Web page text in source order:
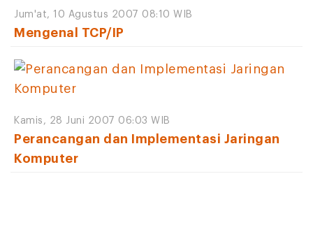
Jum'at, 10 Agustus 2007 08:10 WIB
Mengenal TCP/IP
Kamis, 28 Juni 2007 06:03 WIB
Perancangan dan Implementasi Jaringan
Komputer